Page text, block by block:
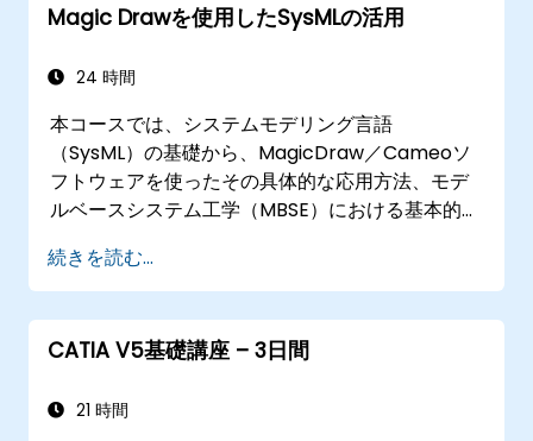
Magic Drawを使用したSysMLの活用
24 時間
本コースでは、システムモデリング言語
（SysML）の基礎から、MagicDraw／Cameoソ
フトウェアを使ったその具体的な応用方法、モデ
ルベースシステム工学（MBSE）における基本的な
適な実践手法までを系統的に学ぶことを目的とし
ています。
続きを読む...
CATIA V5基礎講座 – 3日間
21 時間